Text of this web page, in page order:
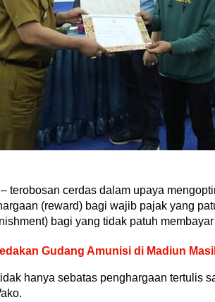
terobosan cerdas dalam upaya
(reward) bagi wajib pajak yang
bagi yang tidak patuh
Gudang Amunisi di Madiun
hanya sebatas penghargaan tertulis